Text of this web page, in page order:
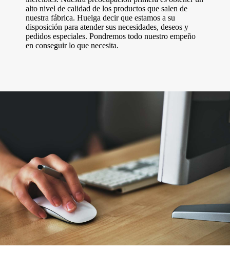
alto nivel de calidad de los productos que salen de
nuestra fábrica. Huelga decir que estamos a su
disposición para atender sus necesidades, deseos y
pedidos especiales. Pondremos todo nuestro empeño
en conseguir lo que necesita.